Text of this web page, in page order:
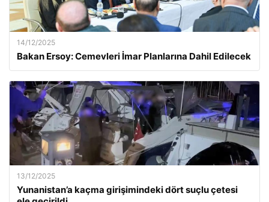
14/12/2025
Bakan Ersoy: Cemevleri İmar Planlarına Dahil Edilecek
13/12/2025
Yunanistan’a kaçma girişimindeki dört suçlu çetesi